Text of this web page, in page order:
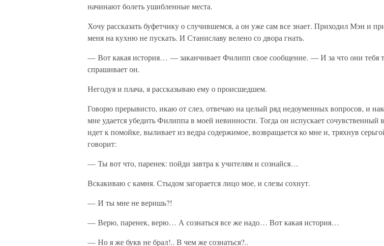
начинают болеть ушибленные места.
Хочу рассказать буфетчику о случившемся, а он уже сам все знает. Приходил Мэн и
меня на кухню не пускать. И Станиславу велено со двора гнать.
— Вот какая история… — заканчивает Филипп свое сообщение. — И за что они тебя
спрашивает он.
Негодуя и плача, я рассказываю ему о происшедшем.
Говорю прерывисто, икаю от слез, отвечаю на целый ряд недоуменных вопросов, и
мне удается убедить Филиппа в моей невинности. Тогда он испускает сочувственный
идет к помойке, выливает из ведра содержимое, возвращается ко мне и, тряхнув
говорит:
— Ты вот что, паренек: пойди завтра к учителям и сознайся…
Вскакиваю с камня. Стыдом загорается лицо мое, и слезы сохнут.
— И ты мне не веришь?!
— Верю, паренек, верю… А сознаться все же надо… Вот какая история…
— Но я же букв не брал!.. В чем же сознаться?..